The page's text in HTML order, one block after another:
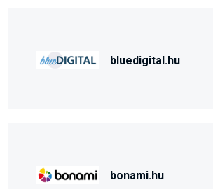
bluedigital.hu
bonami.hu